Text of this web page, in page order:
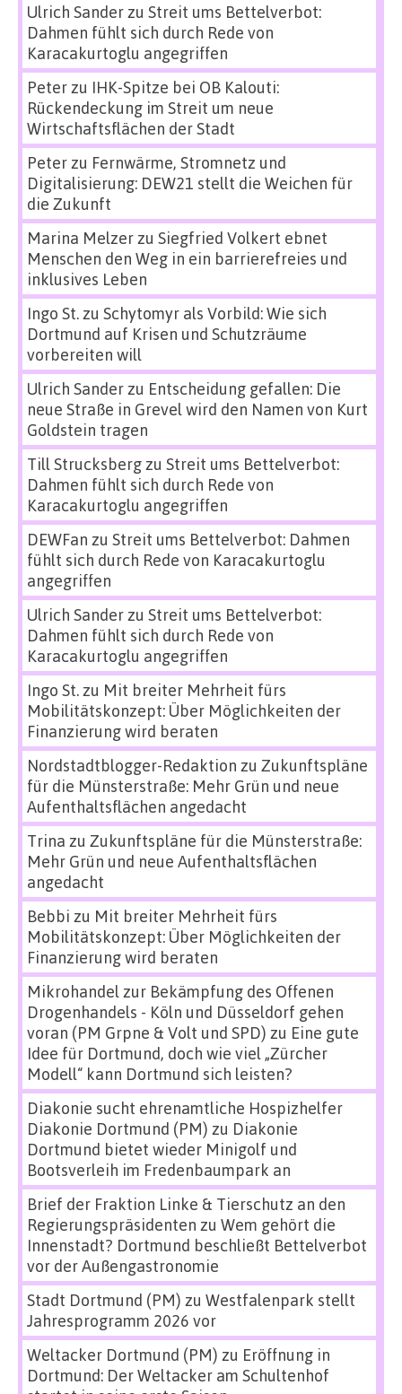
Ulrich Sanderzu Streit ums Bettelverbot:
Dahmen fühlt sich durch Rede von
Karacakurtoglu angegriffen
Peterzu IHK-Spitze bei OB Kalouti:
Rückendeckung im Streit um neue
Wirtschaftsflächen der Stadt
Peterzu Fernwärme, Stromnetz und
Digitalisierung: DEW21 stellt die Weichen für
die Zukunft
Marina Melzerzu Siegfried Volkert ebnet
Menschen den Weg in ein barrierefreies und
inklusives Leben
Ingo St.zu Schytomyr als Vorbild: Wie sich
Dortmund auf Krisen und Schutzräume
vorbereiten will
Ulrich Sanderzu Entscheidung gefallen: Die
neue Straße in Grevel wird den Namen von Kurt
Goldstein tragen
Till Strucksbergzu Streit ums Bettelverbot:
Dahmen fühlt sich durch Rede von
Karacakurtoglu angegriffen
DEWFan zu Streit ums Bettelverbot: Dahmen
fühlt sich durch Rede von Karacakurtoglu
angegriffen
Ulrich Sanderzu Streit ums Bettelverbot:
Dahmen fühlt sich durch Rede von
Karacakurtoglu angegriffen
Ingo St.zu Mit breiter Mehrheit fürs
Mobilitätskonzept: Über Möglichkeiten der
Finanzierung wird beraten
Nordstadtblogger-Redaktion zu Zukunftspläne
für die Münsterstraße: Mehr Grün und neue
Aufenthaltsflächen angedacht
Trina zu Zukunftspläne für die Münsterstraße:
Mehr Grün und neue Aufenthaltsflächen
angedacht
Bebbi zu Mit breiter Mehrheit fürs
Mobilitätskonzept: Über Möglichkeiten der
Finanzierung wird beraten
Mikrohandel zur Bekämpfung des Offenen
Drogenhandels - Köln und Düsseldorf gehen
voran (PM Grpne & Volt und SPD) zu Eine gute
Idee für Dortmund, doch wie viel „Zürcher
Modell“ kann Dortmund sich leisten?
Diakonie sucht ehrenamtliche Hospizhelfer
Diakonie Dortmund (PM) zu Diakonie
Dortmund bietet wieder Minigolf und
Bootsverleih im Fredenbaumpark an
Brief der Fraktion Linke & Tierschutz an den
Regierungspräsidenten zu Wem gehört die
Innenstadt? Dortmund beschließt Bettelverbot
vor der Außengastronomie
Stadt Dortmund (PM) zu Westfalenpark stellt
Jahresprogramm 2026 vor
Weltacker Dortmund (PM) zu Eröffnung in
Dortmund: Der Weltacker am Schultenhof